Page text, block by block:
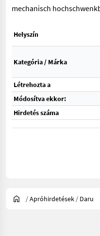
mechanisch
Helyszín
Kategória / Márka
Létrehozta a
Módosítva ekkor:
Hirdetés száma
/Apróhirdetések / Daru